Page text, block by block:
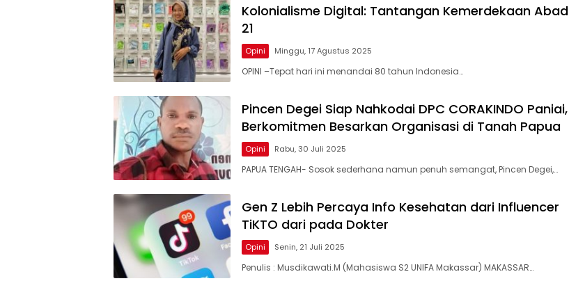
Kolonialisme Digital: Tantangan Kemerdekaan Abad
21
Opini Minggu, 17 Agustus 2025
OPINI –Tepat hari ini menandai 80 tahun Indonesia…
Pincen Degei Siap Nahkodai DPC CORAKINDO Paniai,
Berkomitmen Besarkan Organisasi di Tanah Papua
Opini Rabu, 30 Juli 2025
PAPUA TENGAH- Sosok sederhana namun penuh semangat, Pincen Degei,…
Gen Z Lebih Percaya Info Kesehatan dari Influencer
TiKTO dari pada Dokter
Opini Senin, 21 Juli 2025
Penulis : Musdikawati.M (Mahasiswa S2 UNIFA Makassar) MAKASSAR…